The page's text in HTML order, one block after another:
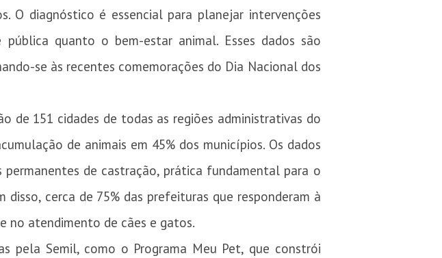
O diagnóstico é essencial para planejar intervenções
quanto o bem-estar animal. Esses dados são
se às recentes comemorações do Dia Nacional dos
de 151 cidades de todas as regiões administrativas do
de animais em 45% dos municípios. Os dados
de castração, prática fundamental para o
cerca de 75% das prefeituras que responderam à
no atendimento de cães e gatos.
pela Semil, como o Programa Meu Pet, que constrói